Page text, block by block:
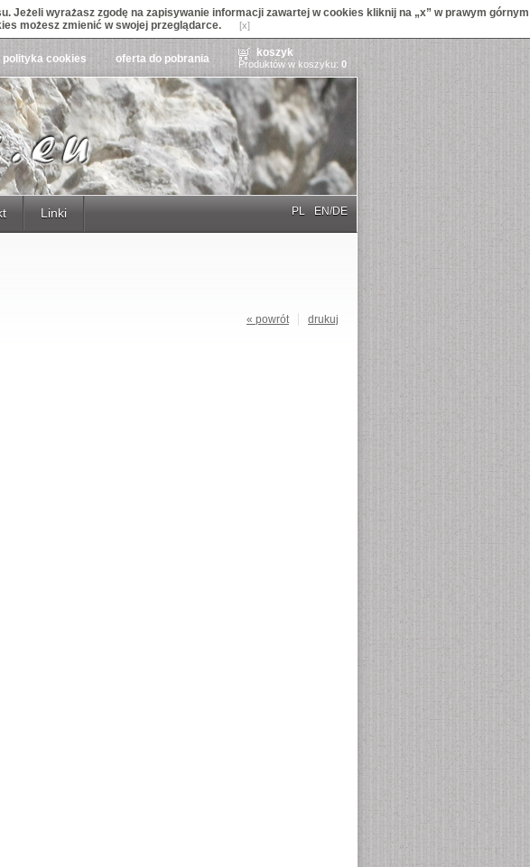
wyrażasz zgodę na zapisywanie informacji zawartej w cookies kliknij na „x” w prawym górnym
możesz zmienić w swojej przeglądarce.
[x]
polityka cookies oferta do pobrania koszyk
Produktów w koszyku: 0
Linki EN/DE
PL
drukuj
« powrót